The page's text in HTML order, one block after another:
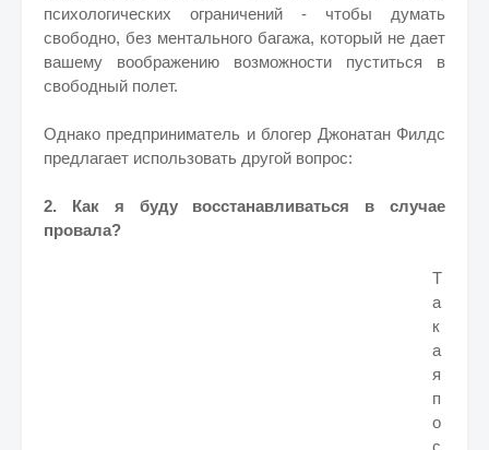
психологических ограничений - чтобы думать
свободно, без ментального багажа, который не дает
вашему воображению возможности пуститься в
свободный полет.
Однако предприниматель и блогер Джонатан Филдс
предлагает использовать другой вопрос:
2. Как я буду восстанавливаться в случае
провала?
Т
а
к
а
я
п
о
с